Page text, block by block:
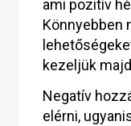
ami pozitív
Könnyebben
kezeljük
Negatív
elérni,